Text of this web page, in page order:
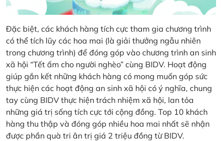
Đặc biệt, các khách hàng tích cực tham gia chương trình
có thể tích lũy các hoa mai (là giải thưởng ngẫu nhiên
trong chương trình) để đóng góp vào chương trình an sinh
xã hội “Tết ấm cho người nghèo” cùng BIDV. Hoạt động
giúp gắn kết những khách hàng có mong muốn góp sức
thực hiện các hoạt động an sinh xã hội có ý nghĩa, chung
tay cùng BIDV thực hiện trách nhiệm xã hội, lan tỏa
những giá trị sống tích cực tới cộng đồng. Top 10 khách
hàng thu thập và đóng góp nhiều hoa mai nhất sẽ nhận
được phần quà tri ân trị giá 2 triệu đồng từ BIDV.